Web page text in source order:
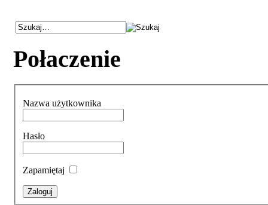
Połaczenie
Nazwa użytkownika
Hasło
Zapamiętaj